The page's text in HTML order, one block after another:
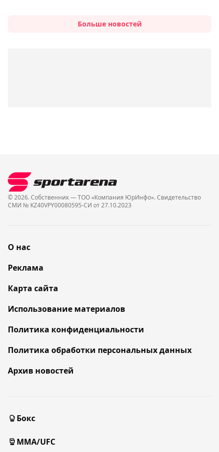
Больше новостей
© 2026. Собственник — ТОО «Компания ЮрИнфо». Cвидетельство
СМИ № KZ40VPY00080595-СИ от 27.10.2023
О нас
Реклама
Карта сайта
Использование материалов
Политика конфиденциальности
Политика обработки персональных данных
Архив новостей
Бокс
MMA/UFC